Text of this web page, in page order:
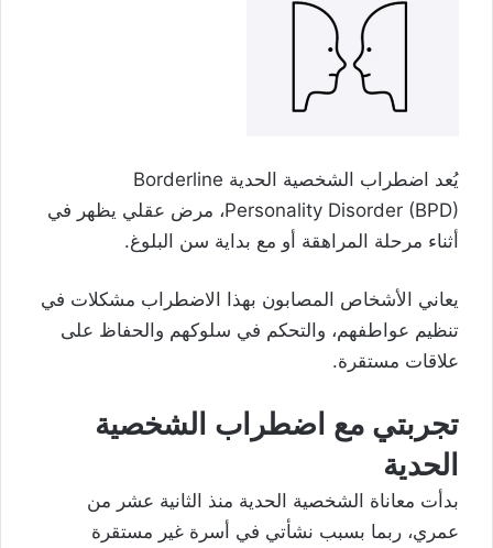
يُعد اضطراب الشخصية الحدية Borderline
Personality Disorder (BPD)، مرض عقلي يظهر في
أثناء مرحلة المراهقة أو مع بداية سن البلوغ.
يعاني الأشخاص المصابون بهذا الاضطراب مشكلات في
تنظيم عواطفهم، والتحكم في سلوكهم والحفاظ على
علاقات مستقرة.
تجربتي مع اضطراب الشخصية
الحدية
بدأت معاناة الشخصية الحدية منذ الثانية عشر من
عمري، ربما بسبب نشأتي في أسرة غير مستقرة